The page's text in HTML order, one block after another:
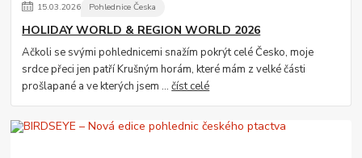
15.03.2026 Pohlednice Česka
HOLIDAY WORLD & REGION WORLD 2026
Ačkoli se svými pohlednicemi snažím pokrýt celé Česko, moje
srdce přeci jen patří Krušným horám, které mám z velké části
prošlapané a ve kterých jsem ...číst celé